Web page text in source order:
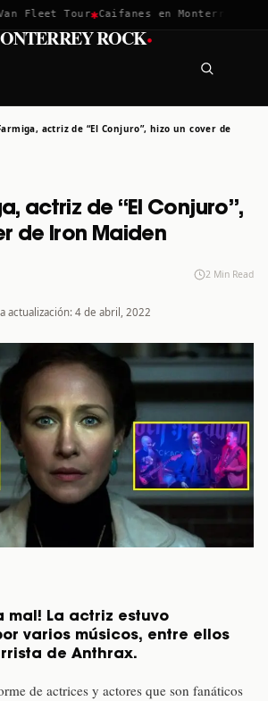
Fleet Tour✱Caifanes en Monterrey · 12
ROCK·
actriz de “El Conjuro”, hizo un cover de
actriz de “El Conjuro”,
de Iron Maiden
2 Min Read
actualización: 4 de abril, 2022
mal! La actriz estuvo
varios músicos, entre ellos
de Anthrax.
de actrices y actores que son fanáticos